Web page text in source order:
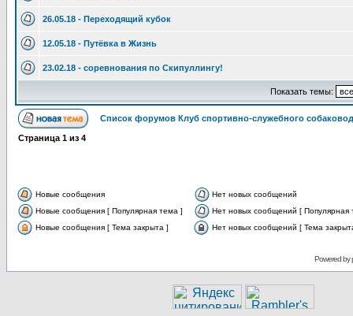
26.05.18 - Переходящий кубок
12.05.18 - Путёвка в Жизнь
23.02.18 - соревнования по Скипуллингу!
Показать темы:
Список форумов Клуб спортивно-служебного
Страница 1 из 4
Новые сообщения
Нет новых сообщений
Новые сообщения [ Популярная тема ]
Нет новых сообщений [ Популярная
Новые сообщения [ Тема закрыта ]
Нет новых сообщений [ Тема
Powered by